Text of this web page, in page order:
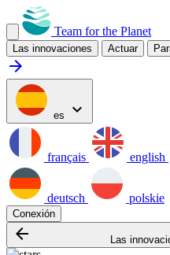
Team for the Planet
Las innovaciones Actuar
arrow_forward
es expand_more
français english
deutsch polskie
Conexión
arrow_backward Las